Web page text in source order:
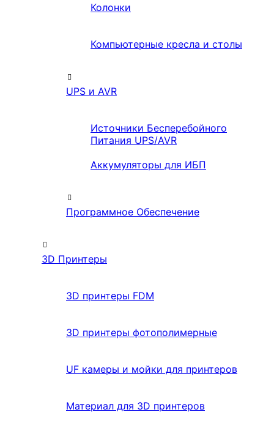
Колонки
Компьютерные кресла и столы
UPS и AVR
Источники Бесперебойного
Питания UPS/AVR
Аккумуляторы для ИБП
Программное Обеспечение
3D Принтеры
3D принтеры FDM
3D принтеры фотополимерные
UF камеры и мойки для принтеров
Материал для 3D принтеров